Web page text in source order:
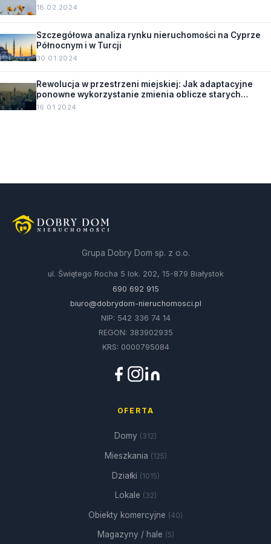
18.02.2024
Szczegółowa analiza rynku nieruchomości na Cyprze
Północnym i w Turcji
30.01.2024
Rewolucja w przestrzeni miejskiej: Jak adaptacyjne
ponowne wykorzystanie zmienia oblicze starych
budynków.
16.01.2024
Grupa Dobry Dom sp. z o.o.
ul. Świętego Rocha 5 lok. 202, 15-879 Białystok
690 692 915
biuro@dobrydom-nieruchomosci.pl
NIP: 542 336 74 14
REGON: 383902935
KRS: 0000795084
OFERTA
Domy (312)
Mieszkania (125)
Działki (1015)
Lokale (32)
Obiekty komercyjne (40)
Magazyny / hale (5)